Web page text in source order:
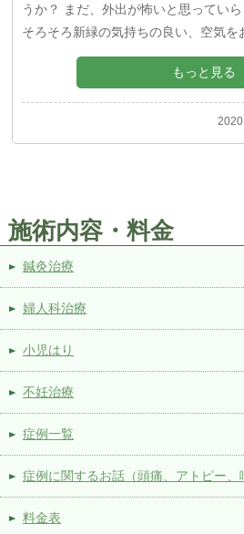
うか？ まだ、外出が怖いと思ってい
そろそろ新緑の気持ちの良い、空気
もっと見る
施術内容・料金
鍼灸治療
婦人科治療
小児はり
不妊治療
症例一覧
症例に関するお話（頭痛、アトピー、
料金表